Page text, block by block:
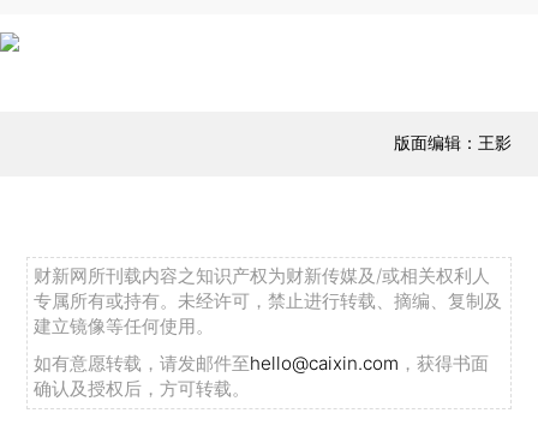
版面编辑：王影
财新网所刊载内容之知识产权为财新传媒及/或相关权利人
专属所有或持有。未经许可，禁止进行转载、摘编、复制及
建立镜像等任何使用。
如有意愿转载，请发邮件至hello@caixin.com ，获得书面
确认及授权后，方可转载。